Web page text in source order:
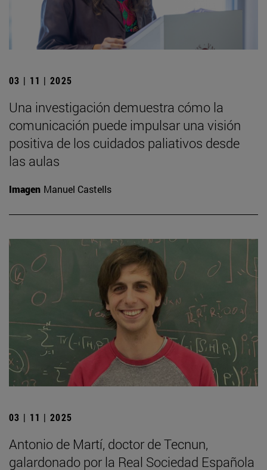
03 | 11 | 2025
Una investigación demuestra cómo la
comunicación puede impulsar una visión
positiva de los cuidados paliativos desde
las aulas
Imagen Manuel Castells
03 | 11 | 2025
Antonio de Martí, doctor de Tecnun,
galardonado por la Real Sociedad Española